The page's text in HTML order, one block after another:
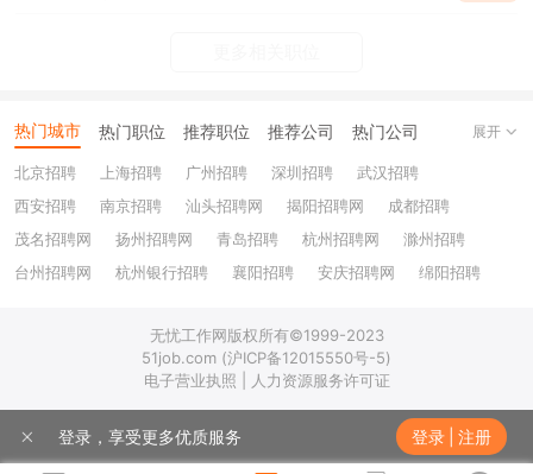
热门城市 热门职位 推荐职位 推荐公司 热门公司
北京招聘 上海招聘 广州招聘 深圳招聘
武汉招聘
西安招聘
南京招聘 汕头招聘网 揭阳招聘网
成都招聘
茂名招聘网
扬州招聘网 青岛招聘 杭州招聘网
滁州招聘
台州招聘网
杭州银行招聘 襄阳招聘 安庆招聘网
绵阳招聘
上饶招聘网
展开
无忧工作网版权所有©1999-2023
51job.com (沪ICP备12015550号-5)
电子营业执照 | 人力资源服务许可证
登录，享受更多优质服务 登录 注册